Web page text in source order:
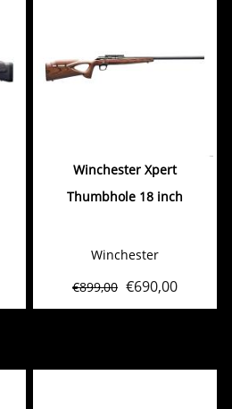
Winchester Xpert
Thumbhole 18 inch
Winchester
€899,00 €690,00